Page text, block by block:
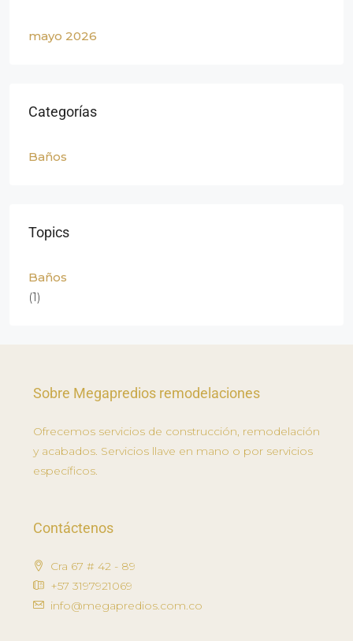
mayo 2026
Categorías
Baños
Topics
Baños
(1)
Sobre Megapredios remodelaciones
Ofrecemos servicios de construcción, remodelación
y acabados. Servicios llave en mano o por servicios
específicos.
Contáctenos
Cra 67 # 42 - 89
+57 3197921069
info@megapredios.com.co